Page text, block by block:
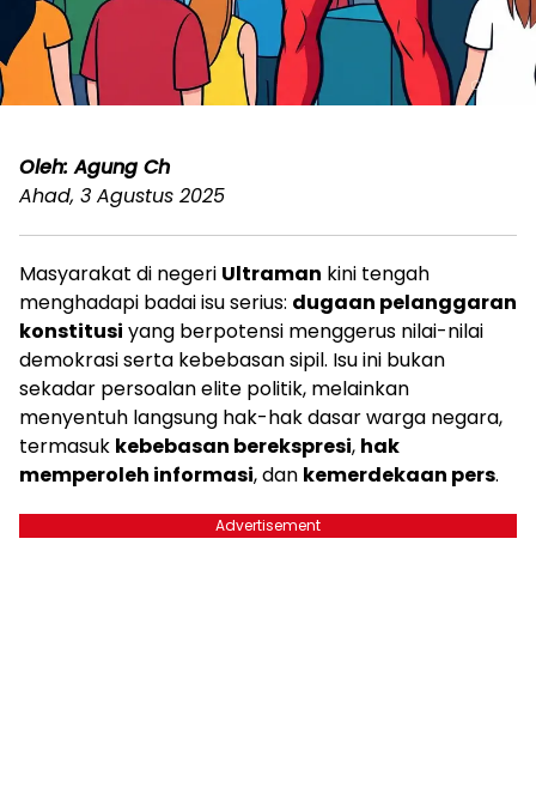
Oleh: Agung Ch
Ahad, 3 Agustus 2025
Masyarakat di negeri Ultraman kini tengah
menghadapi badai isu serius: dugaan pelanggaran
konstitusi yang berpotensi menggerus nilai-nilai
demokrasi serta kebebasan sipil. Isu ini bukan
sekadar persoalan elite politik, melainkan
menyentuh langsung hak-hak dasar warga negara,
termasuk kebebasan berekspresi, hak
memperoleh informasi, dan kemerdekaan pers.
Advertisement